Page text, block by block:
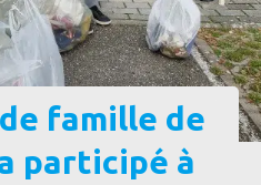
famille de
participé à